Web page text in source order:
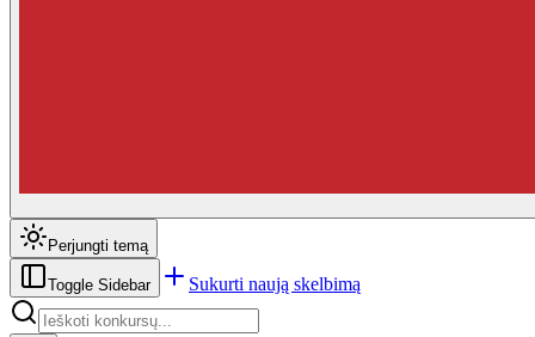
Perjungti temą
Toggle Sidebar Sukurti naują skelbimą